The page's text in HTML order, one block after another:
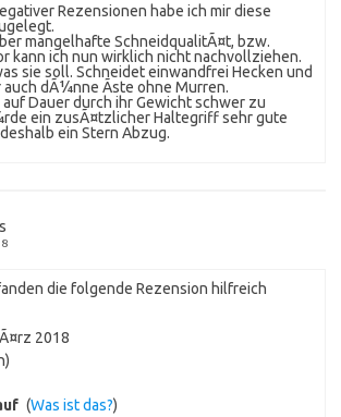
Rezensionen habe ich mir diese
mangelhafte SchneidqualitÃ¤t, bzw.
kann ich nun wirklich nicht nachvollziehen.
sie soll. Schneidet einwandfrei Hecken und
dÃ¼nne Ãste ohne Murren.
Dauer durch ihr Gewicht schwer zu
ein zusÃ¤tzlicher Haltegriff sehr gute
ein Stern Abzug.
die folgende Rezension hilfreich
2018
(Was ist das?)